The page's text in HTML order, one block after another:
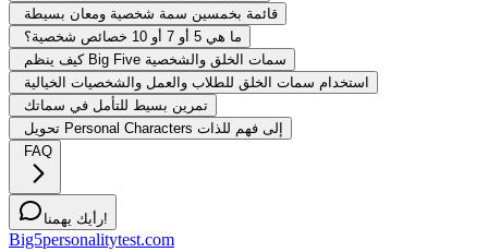
قائمة بخمسين سمة شخصية ومعان بسيطة
ما هي 5 أو 7 أو 10 خصائص شخصية؟
كيف ينظم Big Five سمات الخلق والشخصية
استخدام سمات الخلق للطلاب والعمل والشخصيات الخيالية
تمرين بسيط للتأمل في سماتك
تحويل Personal Characters إلى فهم للذات
FAQ
رأيك يهمنا!
Big5personalitytest.com